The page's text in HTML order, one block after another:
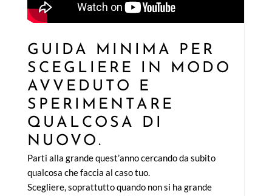
GUIDA MINIMA PER
SCEGLIERE IN MODO
AVVEDUTO E
SPERIMENTARE
QUALCOSA DI
NUOVO.
Parti alla grande quest’anno cercando da subito
qualcosa che faccia al caso tuo.
Scegliere, soprattutto quando non si ha grande